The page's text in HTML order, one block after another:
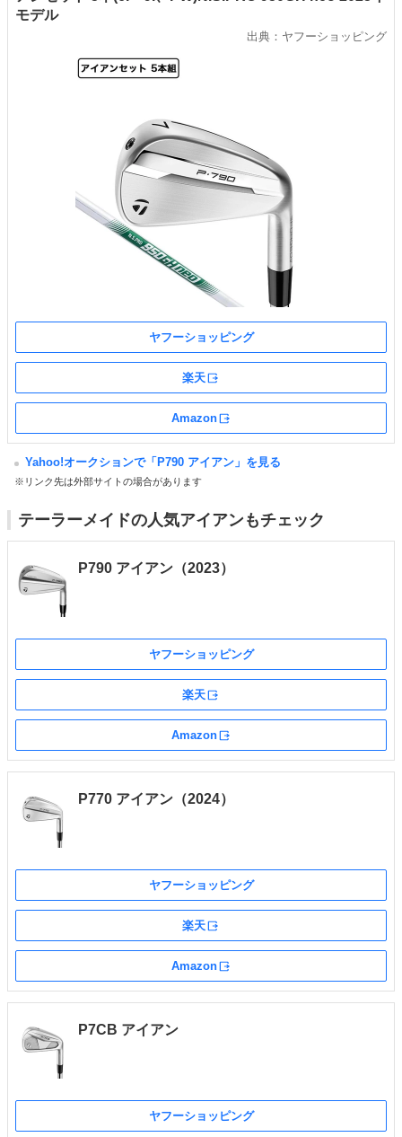
モデル
出典：ヤフーショッピング
ヤフーショッピング
楽天
Amazon
Yahoo!オークションで「P790 アイアン」を見る
※リンク先は外部サイトの場合があります
テーラーメイドの人気アイアンもチェック
P790 アイアン（2023）
ヤフーショッピング
楽天
Amazon
P770 アイアン（2024）
ヤフーショッピング
楽天
Amazon
P7CB アイアン
ヤフーショッピング